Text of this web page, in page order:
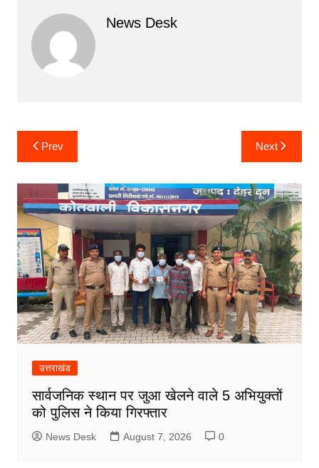
c
e
b
o
itt
er
s s
News Desk
Post
navigation
Prev Next
उत्तराखंड
सार्वजनिक स्थान पर जुआ खेलने वाले 5 अभियुक्तों
को पुलिस ने किया गिरफ्तार
News Desk August 7, 2026 0